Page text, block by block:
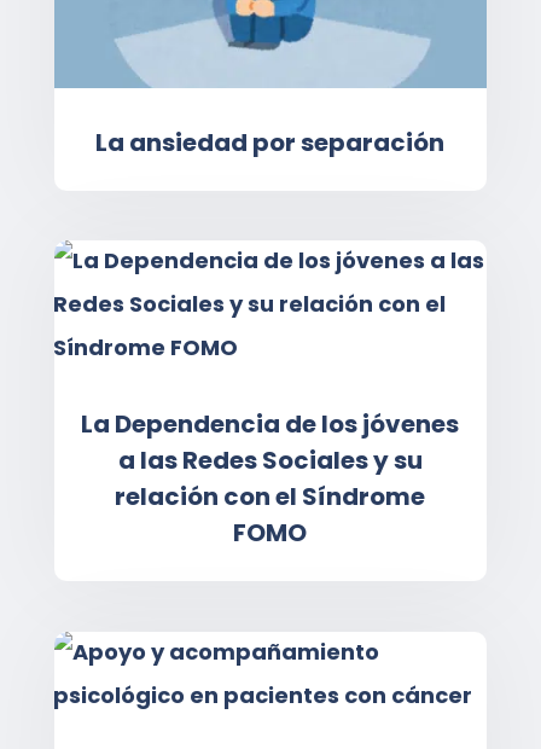
La ansiedad por separación
La Dependencia de los jóvenes
a las Redes Sociales y su
relación con el Síndrome
FOMO